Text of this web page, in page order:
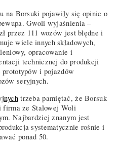
na Borsuki pojawiły się opinie o
Gwoli wyjaśnienia –
przez 111 wozów jest błędne i
wiele innych składowych,
opracowanie i
technicznej do produkcji
i pojazdów
seryjnych.
trzeba pamiętać, że Borsuk
firma ze Stalowej Woli
Najbardziej znanym jest
systematycznie rośnie i
ponad 50.